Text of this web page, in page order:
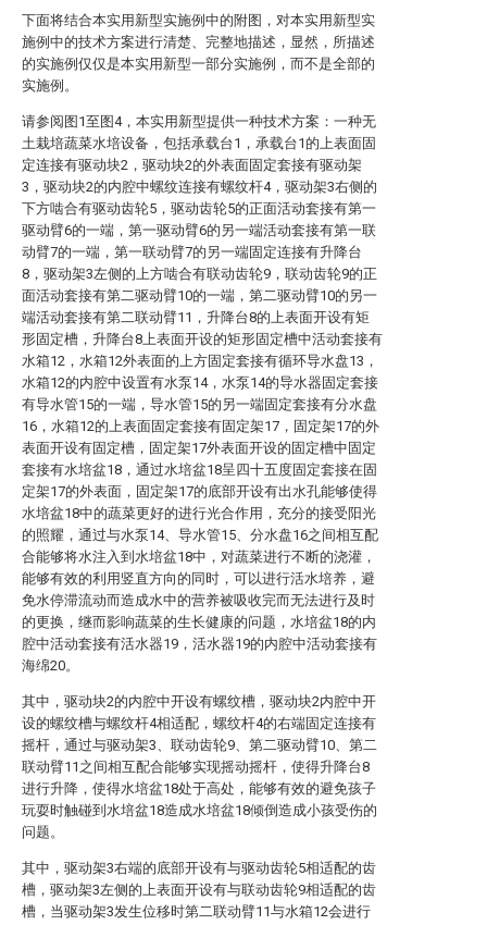
下面将结合本实用新型实施例中的附图，对本实用新型实
施例中的技术方案进行清楚、完整地描述，显然，所描述
的实施例仅仅是本实用新型一部分实施例，而不是全部的
实施例。
请参阅图1至图4，本实用新型提供一种技术方案：一种无
土栽培蔬菜水培设备，包括承载台1，承载台1的上表面固
定连接有驱动块2，驱动块2的外表面固定套接有驱动架
3，驱动块2的内腔中螺纹连接有螺纹杆4，驱动架3右侧的
下方啮合有驱动齿轮5，驱动齿轮5的正面活动套接有第一
驱动臂6的一端，第一驱动臂6的另一端活动套接有第一联
动臂7的一端，第一联动臂7的另一端固定连接有升降台
8，驱动架3左侧的上方啮合有联动齿轮9，联动齿轮9的正
面活动套接有第二驱动臂10的一端，第二驱动臂10的另一
端活动套接有第二联动臂11，升降台8的上表面开设有矩
形固定槽，升降台8上表面开设的矩形固定槽中活动套接有
水箱12，水箱12外表面的上方固定套接有循环导水盘13，
水箱12的内腔中设置有水泵14，水泵14的导水器固定套接
有导水管15的一端，导水管15的另一端固定套接有分水盘
16，水箱12的上表面固定套接有固定架17，固定架17的外
表面开设有固定槽，固定架17外表面开设的固定槽中固定
套接有水培盆18，通过水培盆18呈四十五度固定套接在固
定架17的外表面，固定架17的底部开设有出水孔能够使得
水培盆18中的蔬菜更好的进行光合作用，充分的接受阳光
的照耀，通过与水泵14、导水管15、分水盘16之间相互配
合能够将水注入到水培盆18中，对蔬菜进行不断的浇灌，
能够有效的利用竖直方向的同时，可以进行活水培养，避
免水停滞流动而造成水中的营养被吸收完而无法进行及时
的更换，继而影响蔬菜的生长健康的问题，水培盆18的内
腔中活动套接有活水器19，活水器19的内腔中活动套接有
海绵20。
其中，驱动块2的内腔中开设有螺纹槽，驱动块2内腔中开
设的螺纹槽与螺纹杆4相适配，螺纹杆4的右端固定连接有
摇杆，通过与驱动架3、联动齿轮9、第二驱动臂10、第二
联动臂11之间相互配合能够实现摇动摇杆，使得升降台8
进行升降，使得水培盆18处于高处，能够有效的避免孩子
玩耍时触碰到水培盆18造成水培盆18倾倒造成小孩受伤的
问题。
其中，驱动架3右端的底部开设有与驱动齿轮5相适配的齿
槽，驱动架3左侧的上表面开设有与联动齿轮9相适配的齿
槽，当驱动架3发生位移时第二联动臂11与水箱12会进行